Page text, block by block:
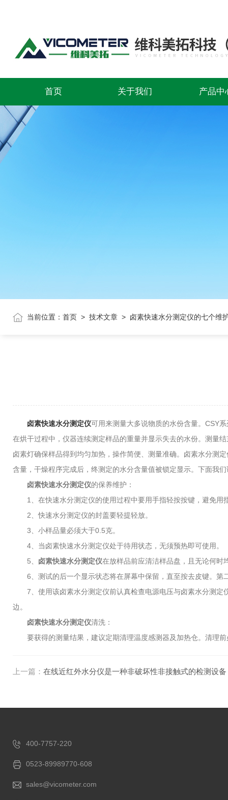
首页 关于我们 产品中
当前位置： 首页 > 技术文章 > 卤素快速水分测定仪的七个维
卤素快速水分测定仪可用来测量大多说物质的水份含量。CSY
在烘干过程中，仪器连续测定样品的重量并显示失去的水份。测量
卤素灯确保样品得到均匀加热，操作简便、测量准确。卤素水分测
含量，干燥程序完成后，终测定的水分含量值被锁定显示。下面我
卤素快速水分测定仪的保养维护：
1、在快速水分测定仪的使用过程中要用手指轻按按键，避免用
2、快速水分测定仪的封盖要轻提轻放。
3、小样品量必须大于0.5克。
4、当卤素快速水分测定仪处于待用状态，无须预热即可使用。
5、 卤素快速水分测定仪在放样品前应清洁样品盘，且无论何时
6、测试的后一个显示状态将在屏幕中保留，直至按去皮键。第
7、使用该卤素水分测定仪前认真检查电源电压与卤素水分测定
边。
卤素快速水分测定仪清洗：
要获得的测量结果，建议定期清理温度感测器及加热仓。清理前
上一篇： 在线近红外水分仪是一种非破坏性非接触式的检测设备
400-7757-220
0523-89989770-608
sales@vicometer.com